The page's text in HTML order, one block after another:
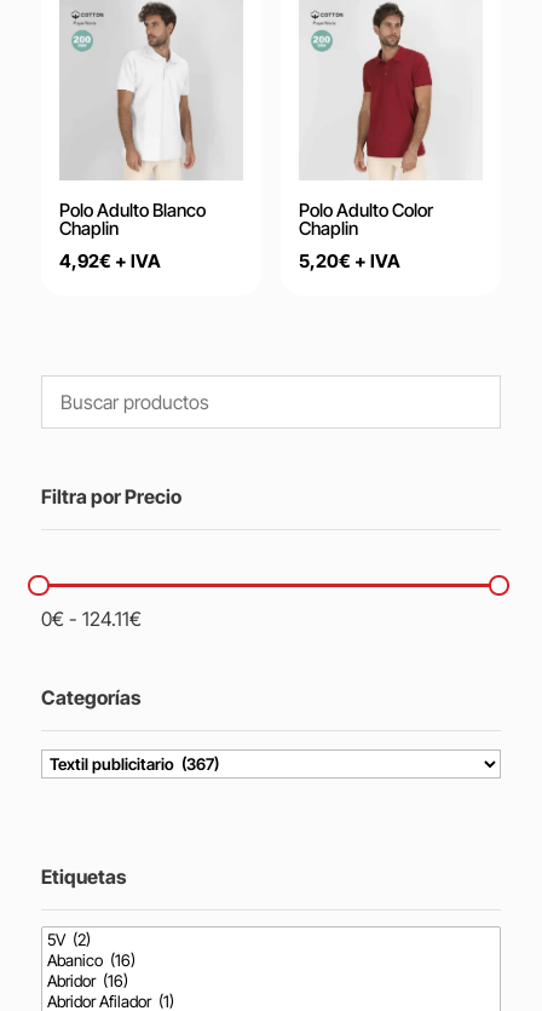
Polo Adulto Blanco
Chaplin
4,92€ + IVA
Polo Adulto Color
Chaplin
5,20€ + IVA
Filtra por Precio
0€- 124.11€
Categorías
Etiquetas